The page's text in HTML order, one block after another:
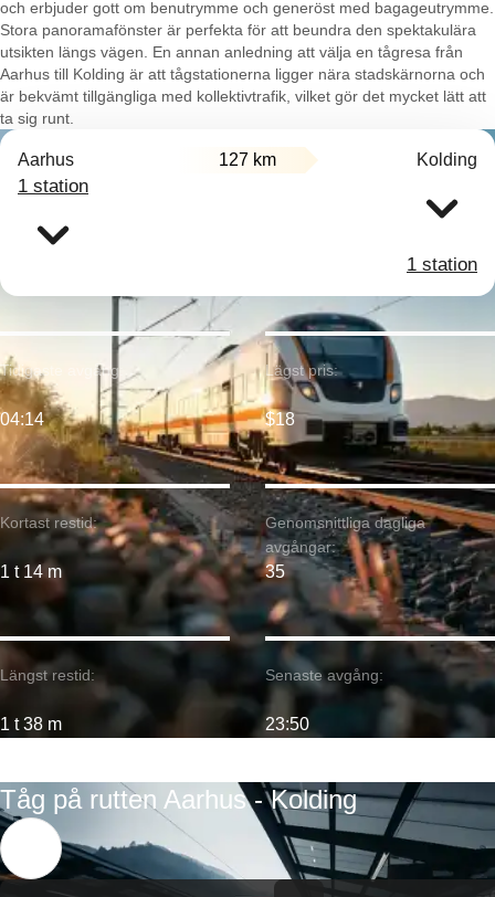
och erbjuder gott om benutrymme och generöst med bagageutrymme.
Stora panoramafönster är perfekta för att beundra den spektakulära
utsikten längs vägen. En annan anledning att välja en tågresa från
Aarhus till Kolding är att tågstationerna ligger nära stadskärnorna och
är bekvämt tillgängliga med kollektivtrafik, vilket gör det mycket lätt att
ta sig runt.
Aarhus 127 km Kolding
1 station
1 station
Kortast restid:
1 t 14 m
Tidigaste avgång:
04:14
Längst restid:
1 t 38 m
Lägst pris:
$18
Genomsnittliga dagliga
avgångar:
35
Senaste avgång:
23:50
Tåg på rutten Aarhus - Kolding